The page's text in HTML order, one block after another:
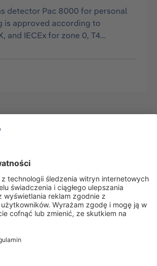
detector Pac 8000 for personal
is approved according to
and IECEx for zone 0, T4…
hotline
sklepu